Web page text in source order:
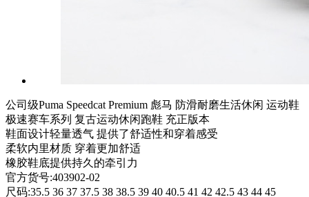
公司级Puma Speedcat Premium 彪马 防滑耐磨生活休闲 运动鞋
极速赛车系列 复古运动休闲跑鞋 充正版本
鞋面设计轻量透气 提供了舒适性和穿着感受
柔软内里材质 穿着更加舒适
橡胶鞋底提供持久的牵引力
官方货号:403902-02
尺码:35.5 36 37 37.5 38 38.5 39 40 40.5 41 42 42.5 43 44 45